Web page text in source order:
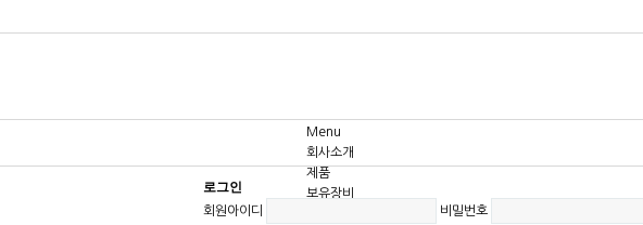
Menu
회사소개
제품
보유장비
로그인
회원아이디 비밀번호